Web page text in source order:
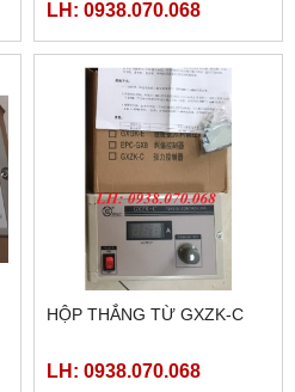
LH: 0938.070.068
HỘP THẮNG TỪ GXZK-C
LH: 0938.070.068